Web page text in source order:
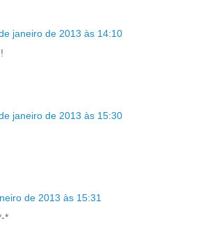
janeiro de 2013 às 14:10
janeiro de 2013 às 15:30
de 2013 às 15:31
*